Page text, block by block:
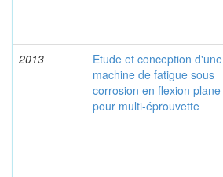
2013
Etude et conception d'une
machine de fatigue sous
corrosion en flexion plane
pour multi-éprouvette